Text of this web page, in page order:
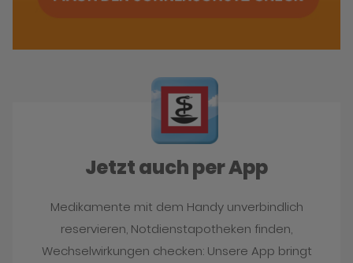
Jetzt auch per App
Medikamente mit dem Handy unverbindlich
reservieren, Notdienstapotheken finden,
Wechselwirkungen checken: Unsere App bringt